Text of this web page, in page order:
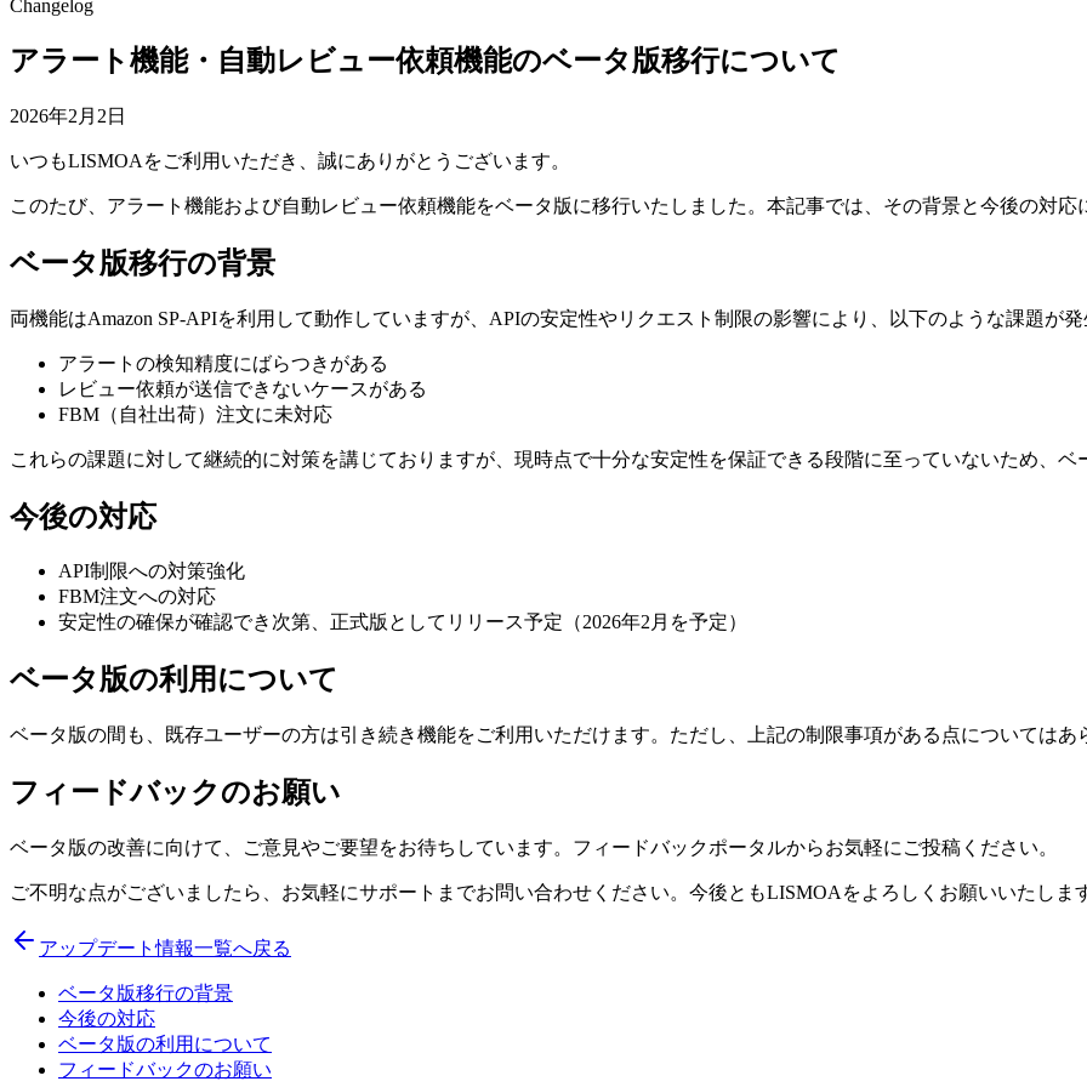
Changelog
アラート機能・自動レビュー依頼機能のベータ版移行について
2026年2月2日
いつもLISMOAをご利用いただき、誠にありがとうございます。
このたび、アラート機能および自動レビュー依頼機能をベータ版に移行いたしました。本記事では、その背景と今後の対応
ベータ版移行の背景
両機能はAmazon SP-APIを利用して動作していますが、APIの安定性やリクエスト制限の影響により、以下のような課題が発
アラートの検知精度にばらつきがある
レビュー依頼が送信できないケースがある
FBM（自社出荷）注文に未対応
これらの課題に対して継続的に対策を講じておりますが、現時点で十分な安定性を保証できる段階に至っていないため、ベ
今後の対応
API制限への対策強化
FBM注文への対応
安定性の確保が確認でき次第、正式版としてリリース予定（2026年2月を予定）
ベータ版の利用について
ベータ版の間も、既存ユーザーの方は引き続き機能をご利用いただけます。ただし、上記の制限事項がある点についてはあ
フィードバックのお願い
ベータ版の改善に向けて、ご意見やご要望をお待ちしています。フィードバックポータルからお気軽にご投稿ください。
ご不明な点がございましたら、お気軽にサポートまでお問い合わせください。今後ともLISMOAをよろしくお願いいたしま
アップデート情報一覧へ戻る
ベータ版移行の背景
今後の対応
ベータ版の利用について
フィードバックのお願い